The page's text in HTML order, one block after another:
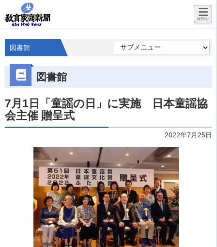
図書館
図書館
7月1日「童謡の日」に実施 日本童謡協
会主催 贈呈式
2022年7月25日